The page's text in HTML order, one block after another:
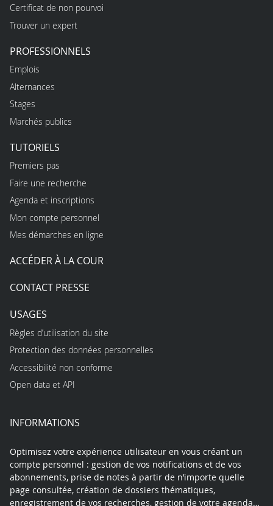
Certificat de non pourvoi
Trouver un expert
PROFESSIONNELS
Emplois
Alternances
Stages
Marchés publics
TUTORIELS
Premiers pas
Faire une recherche
Agenda et inscriptions
Mon compte personnel
Mes démarches en ligne
ACCÉDER À LA COUR
CONTACT PRESSE
USAGES
Règles d’utilisation du site
Protection des données personnelles
Accessibilité non conforme
Open data et API
INFORMATIONS
Optimisez votre expérience utilisateur en vous créant un
compte personnel : gestion de vos notifications et de vos
abonnements, prise de notes à partir de n’importe quelle
page consultée, création de dossiers thématiques,
enregistrement de vos recherches, gestion de votre agenda…